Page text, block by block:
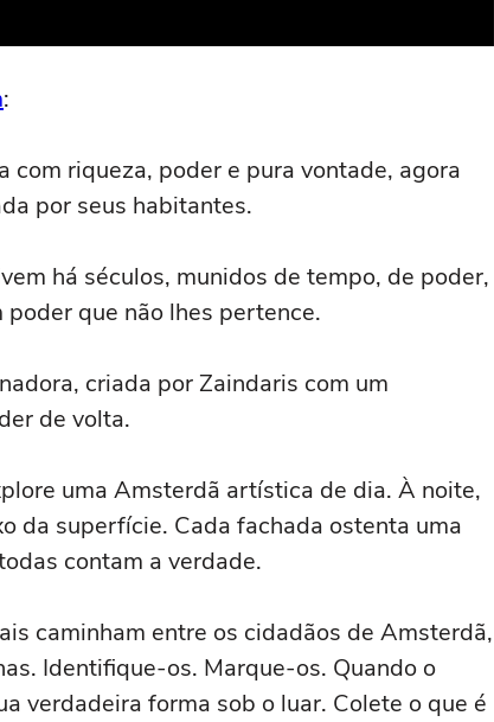
:
riqueza, poder e pura vontade, agora
por seus habitantes.
há séculos, munidos de tempo, de poder,
que não lhes pertence.
criada por Zaindaris com um
de volta.
uma Amsterdã artística de dia. À noite,
da superfície. Cada fachada ostenta uma
contam a verdade.
caminham entre os cidadãos de Amsterdã,
Identifique-os. Marque-os. Quando o
verdadeira forma sob o luar. Colete o que é